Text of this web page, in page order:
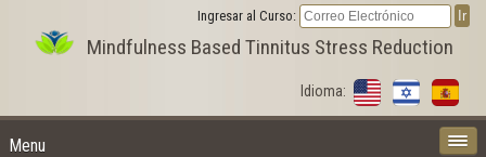
Mindfulness Based Tinnitus Stress Reduction
Idioma:
Menu
Ingresar al Curso: